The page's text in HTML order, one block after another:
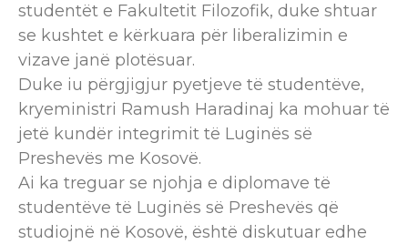
studentët e Fakultetit Filozofik, duke shtuar
se kushtet e kërkuara për liberalizimin e
vizave janë plotësuar.
Duke iu përgjigjur pyetjeve të studentëve,
kryeministri Ramush Haradinaj ka mohuar të
jetë kundër integrimit të Luginës së
Preshevës me Kosovë.
Ai ka treguar se njohja e diplomave të
studentëve të Luginës së Preshevës që
studiojnë në Kosovë, është diskutuar edhe